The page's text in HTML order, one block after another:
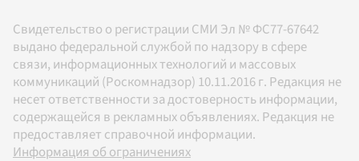
Свидетельство о регистрации СМИ Эл № ФС77-67642
выдано федеральной службой по надзору в сфере
связи, информационных технологий и массовых
коммуникаций (Роскомнадзор) 10.11.2016 г. Редакция не
несет ответственности за достоверность информации,
содержащейся в рекламных объявлениях. Редакция не
предоставляет справочной информации.
Информация об ограничениях